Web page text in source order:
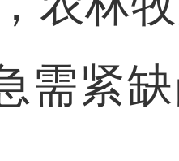
需紧